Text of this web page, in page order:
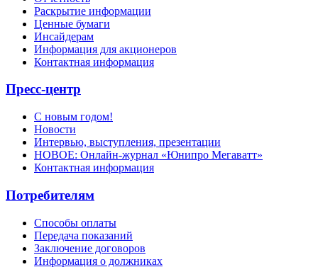
Раскрытие информации
Ценные бумаги
Инсайдерам
Информация для акционеров
Контактная информация
Пресс-центр
С новым годом!
Новости
Интервью, выступления, презентации
НОВОЕ: Онлайн-журнал «Юнипро Мегаватт»
Контактная информация
Потребителям
Способы оплаты
Передача показаний
Заключение договоров
Информация о должниках